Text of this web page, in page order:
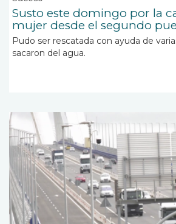
Susto este domingo por la
mujer desde el segundo
Pudo ser rescatada con ayuda de
sacaron del agua.